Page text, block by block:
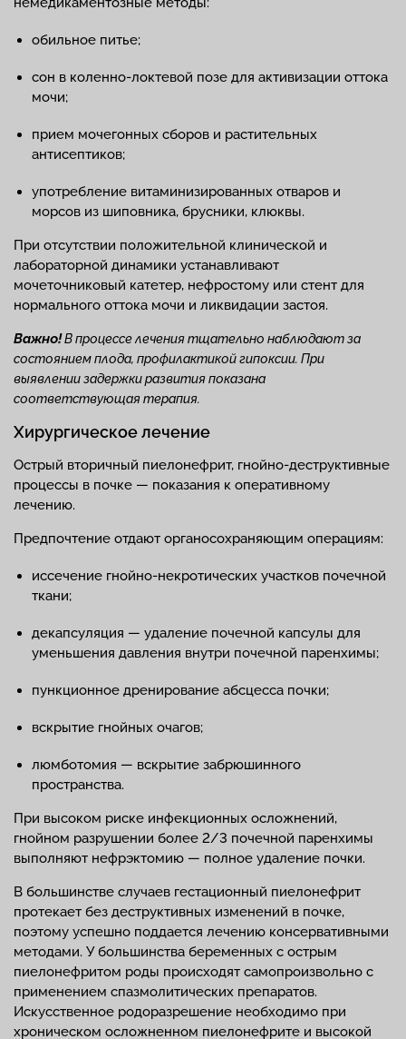
обильное питье;
сон в коленно-локтевой позе для активизации оттока
мочи;
прием мочегонных сборов и растительных
антисептиков;
употребление витаминизированных отваров и
морсов из шиповника, брусники, клюквы.
При отсутствии положительной клинической и
лабораторной динамики устанавливают
мочеточниковый катетер, нефростому или стент для
нормального оттока мочи и ликвидации застоя.
Важно!В процессе лечения тщательно наблюдают за
состоянием плода, профилактикой гипоксии. При
выявлении задержки развития показана
соответствующая терапия.
Хирургическое лечение
Острый вторичный пиелонефрит, гнойно-деструктивные
процессы в почке — показания к оперативному
лечению.
Предпочтение отдают органосохраняющим операциям:
иссечение гнойно-некротических участков почечной
ткани;
декапсуляция — удаление почечной капсулы для
уменьшения давления внутри почечной паренхимы;
пункционное дренирование абсцесса почки;
вскрытие гнойных очагов;
люмботомия — вскрытие забрюшинного
пространства.
При высоком риске инфекционных осложнений,
гнойном разрушении более 2/3 почечной паренхимы
выполняют нефрэктомию — полное удаление почки.
В большинстве случаев гестационный пиелонефрит
протекает без деструктивных изменений в почке,
поэтому успешно поддается лечению консервативными
методами. У большинства беременных с острым
пиелонефритом роды происходят самопроизвольно с
применением спазмолитических препаратов.
Искусственное родоразрешение необходимо при
хроническом осложненном пиелонефрите и высокой